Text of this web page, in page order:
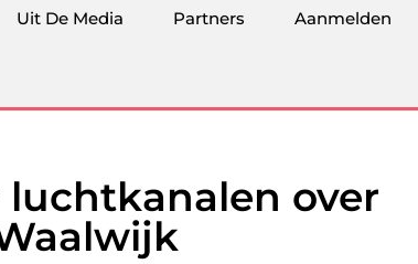
Uit De Media Partners Aanmelden
over